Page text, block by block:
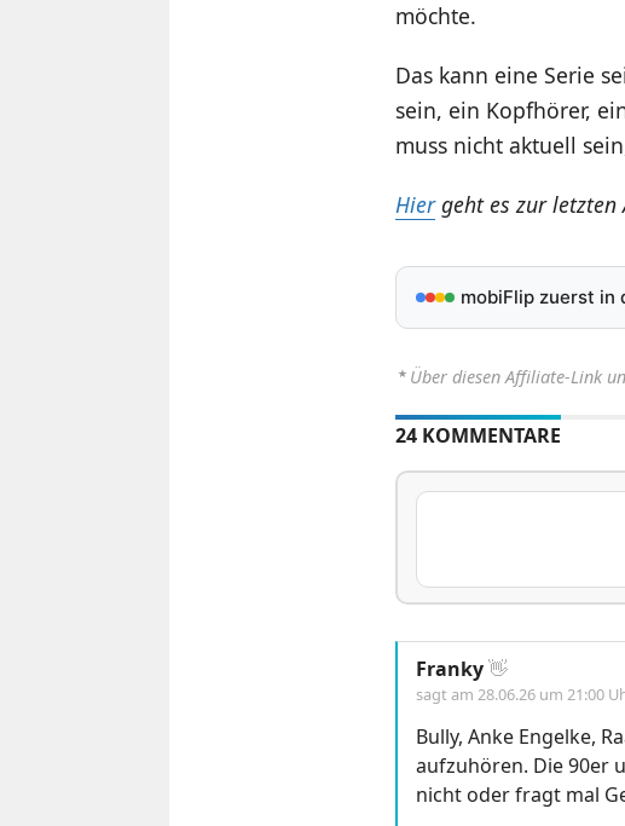
möchte.
Das kann eine Serie
sein, ein Kopfhörer,
muss nicht aktuell
Hiergeht es zur letzten
mobiFlip zuerst in
⋆ Über diesen Affiliate-Link
24 KOMMENTARE
Franky👋
sagt am 28.06.26 um 21:00
Bully, Anke Engelke,
aufzuhören. Die 90er
nicht oder fragt mal